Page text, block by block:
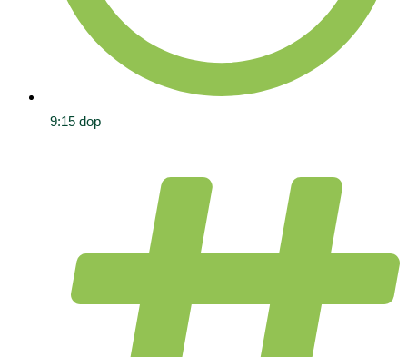
9:15 dop